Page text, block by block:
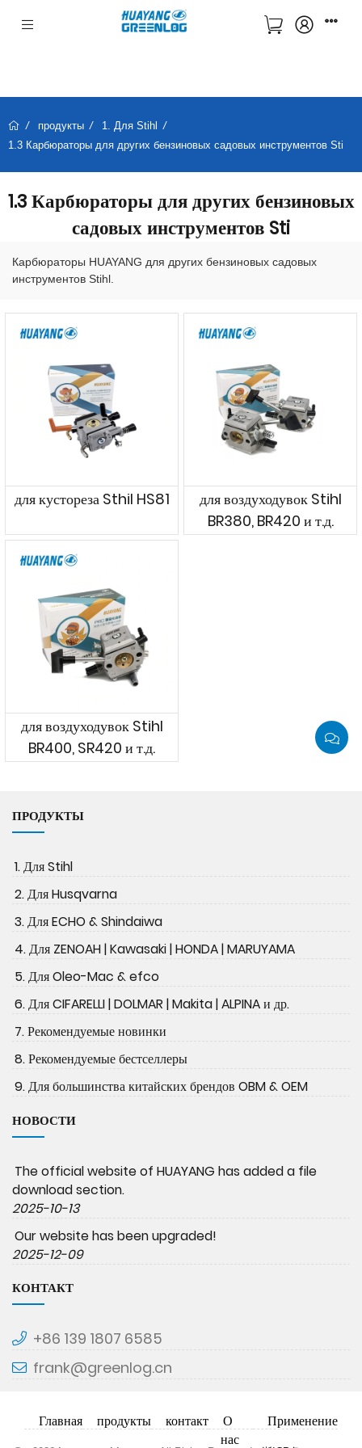
продукты
1. Для Stihl
1.3 Карбюраторы для других бензиновых садовых инструментов Sti
1.3 Карбюраторы для других бензиновых
садовых инструментов Sti
Карбюраторы HUAYANG для других бензиновых садовых
инструментов Stihl.
для кустореза Sthil HS81
для воздуходувок Stihl
BR380, BR420 и т.д.
для воздуходувок Stihl
BR400, SR420 и т.д.
ПРОДУКТЫ
1. Для Stihl
2. Для Husqvarna
3. Для ECHO & Shindaiwa
4. Для ZENOAH | Kawasaki | HONDA | MARUYAMA
5. Для Oleo-Mac & efco
6. Для CIFARELLI | DOLMAR | Makita | ALPINA и др.
7. Рекомендуемые новинки
8. Рекомендуемые бестселлеры
9. Для большинства китайских брендов OBM & OEM
НОВОСТИ
The official website of HUAYANG has added a file
download section.
2025-10-13
Our website has been upgraded!
2025-12-09
КОНТАКТ
+86 139 1807 6585
frank@greenlog.cn
Главная продукты контакт
О
нас
Применение